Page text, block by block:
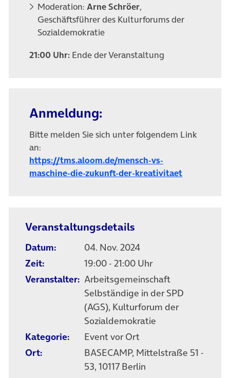
Moderation: Arne Schröer,
Geschäftsführer des Kulturforums der
Sozialdemokratie
21:00 Uhr: Ende der Veranstaltung
Anmeldung:
Bitte melden Sie sich unter folgendem Link
an:
https://tms.aloom.de/mensch-vs-
maschine-die-zukunft-der-kreativitaet
Veranstaltungsdetails
Datum:
04. Nov. 2024
Zeit:
19:00 - 21:00 Uhr
Veranstalter: Arbeitsgemeinschaft
Selbständige in der SPD
(AGS), Kulturforum der
Sozialdemokratie
Kategorie:
Event vor Ort
Ort:
BASECAMP, Mittelstraße 51 -
53, 10117 Berlin